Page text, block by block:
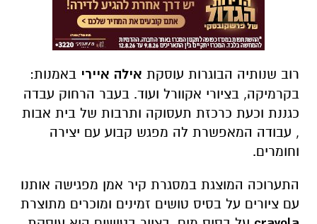
רוב שנותיה הבוגרות עוסקת אילה איירי באמנות:
בקרמיקה, בציורי אקוורל ועוד. בעבר הרחוק עבדה
כגננת וכעת כרכזת תעסוקה ותרבות של בית אבות
, עבודה המאפשרת לה מפגש קבוע עם יצירה
וחומרים.
התערוכה המוצגת במסגרת קיר אמן מפגישה אותנו
עם ציורים על בסיס טושים זמינים ומוכרים מתוצרת